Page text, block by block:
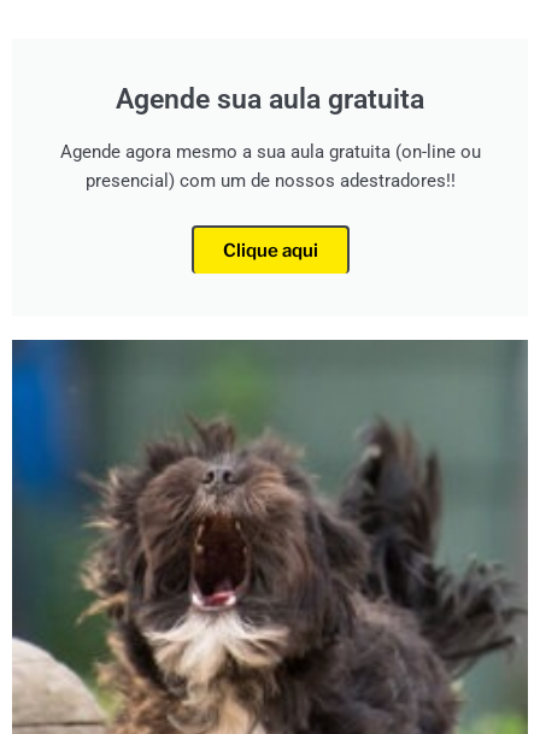
Agende sua aula gratuita
Agende agora mesmo a sua aula gratuita (on-line ou
presencial) com um de nossos adestradores!!
Clique aqui